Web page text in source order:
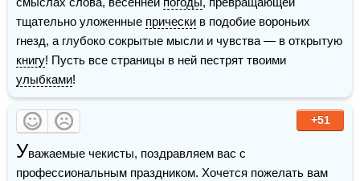
тщательно уложенные прически в подобие вороньих
книгу
улыбками!
+51
Уважаемые чекисты, поздравляем вас с
профессиональным праздником. Хочется пожелать вам